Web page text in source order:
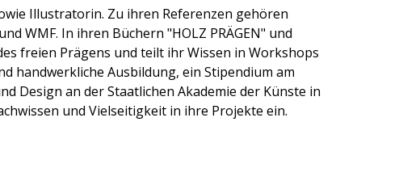
Illustratorin. Zu ihren Referenzen gehören
WMF. In ihren Büchern "HOLZ PRÄGEN" und
freien Prägens und teilt ihr Wissen in Workshops
handwerkliche Ausbildung, ein Stipendium am
Design an der Staatlichen Akademie der Künste in
und Vielseitigkeit in ihre Projekte ein.